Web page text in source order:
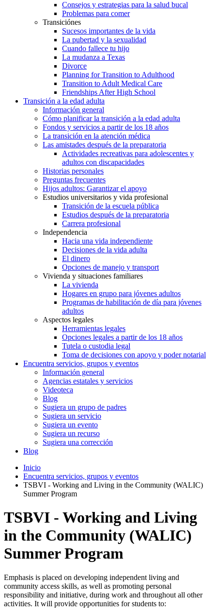
Consejos y estrategias para la salud bucal
Problemas para comer
Transiciónes
Sucesos importantes de la vida
La pubertad y la sexualidad
Cuando fallece tu hijo
La mudanza a Texas
Divorce
Planning for Transition to Adulthood
Transition to Adult Medical Care
Friendships After High School
Transición a la edad adulta
Información general
Cómo planificar la transición a la edad adulta
Fondos y servicios a partir de los 18 años
La transición en la atención médica
Las amistades después de la preparatoria
Actividades recreativas para adolescentes y
adultos con discapacidades
Historias personales
Preguntas frecuentes
Hijos adultos: Garantizar el apoyo
Estudios universitarios y vida profesional
Transición de la escuela pública
Estudios después de la preparatoria
Carrera profesional
Independencia
Hacia una vida independiente
Decisiones de la vida adulta
El dinero
Opciones de manejo y transport
Vivienda y situaciones familiares
La vivienda
Hogares en grupo para jóvenes adultos
Programas de habilitación de día para jóvenes
adultos
Aspectos legales
Herramientas legales
Opciones legales a partir de los 18 años
Tutela o custodia legal
Toma de decisiones con apoyo y poder notarial
Encuentra servicios, grupos y eventos
Información general
Agencias estatales y servicios
Videoteca
Blog
Sugiera un grupo de padres
Sugiera un servicio
Sugiera un evento
Sugiera un recurso
Sugiera una corrección
Blog
Inicio
Encuentra servicios, grupos y eventos
TSBVI - Working and Living in the Community (WALIC)
Summer Program
TSBVI - Working and Living
in the Community (WALIC)
Summer Program
Emphasis is placed on developing independent living and
community access skills, as well as promoting personal
responsibility and initiative, during work and throughout all other
activities. It will provide opportunities for students to: